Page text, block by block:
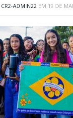
CR2-ADMIN22 EM 19 DE